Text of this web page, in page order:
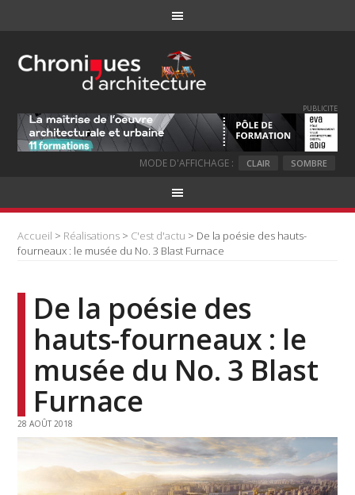
PUBLICITE
MODE D'AFFICHAGE : CLAIR SOMBRE
Accueil > Réalisations > C'est d'actu > De la poésie des hauts-
fourneaux : le musée du No. 3 Blast Furnace
De la poésie des
hauts-fourneaux : le
musée du No. 3 Blast
Furnace
28 AOÛT 2018